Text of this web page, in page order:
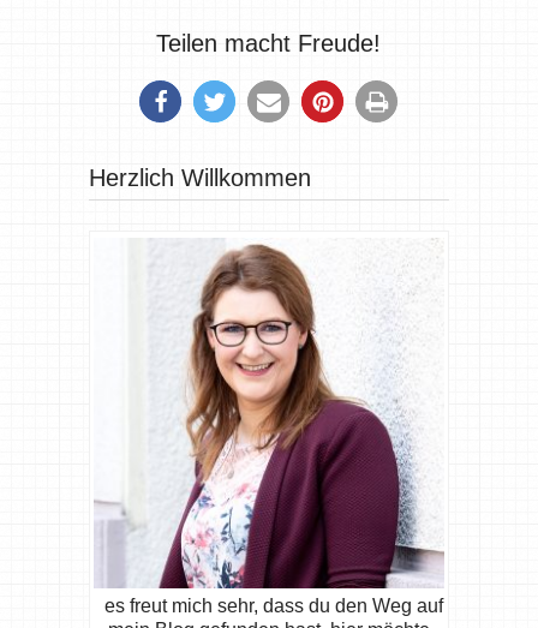
Teilen macht Freude!
Herzlich Willkommen
es freut mich sehr, dass du den Weg auf